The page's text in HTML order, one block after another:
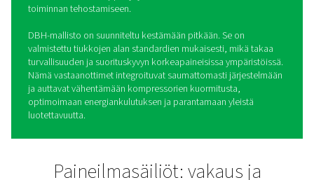
DBH-korkeapaineilma- ja
typpisäiliöt